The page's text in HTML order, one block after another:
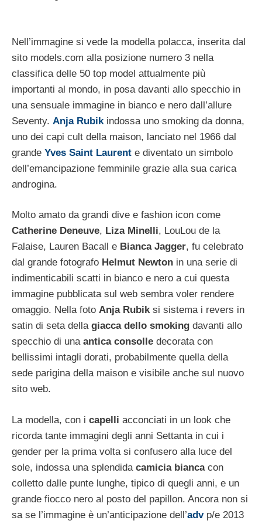
Nell’immagine si vede la modella polacca, inserita dal
sito models.com alla posizione numero 3 nella
classifica delle 50 top model attualmente più
importanti al mondo, in posa davanti allo specchio in
una sensuale immagine in bianco e nero dall’allure
Seventy. Anja Rubikindossa uno smoking da donna,
uno dei capi cult della maison, lanciato nel 1966 dal
grande Yves Saint Laurent e diventato un simbolo
dell’emancipazione femminile grazie alla sua carica
androgina.
Molto amato da grandi dive e fashion icon come
Catherine Deneuve, Liza Minelli, LouLou de la
Falaise, Lauren Bacall e Bianca Jagger, fu celebrato
dal grande fotografo Helmut Newton in una serie di
indimenticabili scatti in bianco e nero a cui questa
immagine pubblicata sul web sembra voler rendere
omaggio. Nella foto Anja Rubiksi sistema i revers in
satin di seta della giacca dello smoking davanti allo
specchio di una antica consolle decorata con
bellissimi intagli dorati, probabilmente quella della
sede parigina della maison e visibile anche sul nuovo
sito web.
La modella, con i capelli acconciati in un look che
ricorda tante immagini degli anni Settanta in cui i
gender per la prima volta si confusero alla luce del
sole, indossa una splendida camicia biancacon
colletto dalle punte lunghe, tipico di quegli anni, e un
grande fiocco nero al posto del papillon. Ancora non si
sa se l’immagine è un’anticipazione dell’advp/e 2013